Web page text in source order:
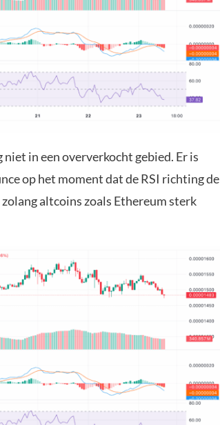
in een oververkocht gebied. Er is
op het moment dat de RSI richting de
altcoins zoals Ethereum sterk